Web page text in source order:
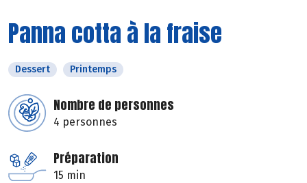
Panna cotta à la fraise
Dessert Printemps
Nombre de personnes
4 personnes
Préparation
15 min